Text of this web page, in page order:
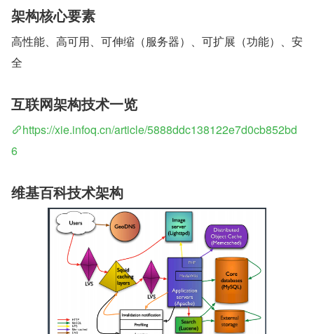
架构核心要素
高性能、高可用、可伸缩（服务器）、可扩展（功能）、安
全
互联网架构技术一览
https://xie.infoq.cn/article/5888ddc138122e7d0cb852bd
6
维基百科技术架构